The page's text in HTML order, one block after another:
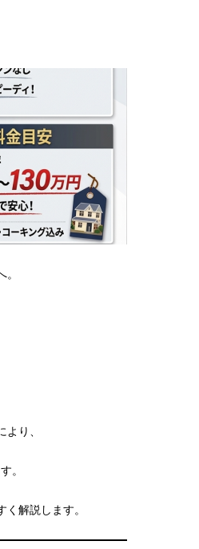
り、
。
解説します。